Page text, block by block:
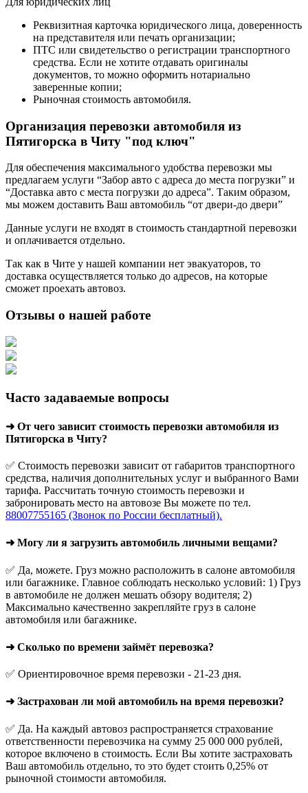
Реквизитная карточка юридического лица, доверенность
на представителя или печать организации;
ПТС или свидетельство о регистрации транспортного
средства. Если не хотите отдавать оригиналы
документов, то можно оформить нотариально
заверенные копии;
Рыночная стоимость автомобиля.
Организация перевозки автомобиля из
Пятигорска в Читу "под ключ"
Для обеспечения максимального удобства перевозки мы
предлагаем услуги “Забор авто с адреса до места погрузки” и
“Доставка авто с места погрузки до адреса”. Таким образом,
мы можем доставить Ваш автомобиль “от двери-до двери”
Данные услуги не входят в стоимость стандартной перевозки
и оплачивается отдельно.
Так как в Чите у нашей компании нет эвакуаторов, то
доставка осуществляется только до адресов, на которые
сможет проехать автовоз.
Отзывы о нашей работе
Часто задаваемые вопросы
➜ От чего зависит стоимость перевозки автомобиля из
Пятигорска в Читу?
✅ Стоимость перевозки зависит от габаритов транспортного
средства, наличия дополнительных услуг и выбранного Вами
тарифа. Рассчитать точную стоимость перевозки и
забронировать место на автовозе Вы можете по тел.
88007755165 (Звонок по России бесплатный).
➜ Могу ли я загрузить автомобиль личными вещами?
✅ Да, можете. Груз можно расположить в салоне автомобиля
или багажнике. Главное соблюдать несколько условий: 1) Груз
в автомобиле не должен мешать обзору водителя; 2)
Максимально качественно закрепляйте груз в салоне
автомобиля или багажнике.
➜ Сколько по времени займёт перевозка?
✅ Ориентировочное время перевозки - 21-23 дня.
➜ Застрахован ли мой автомобиль на время перевозки?
✅ Да. На каждый автовоз распространяется страхование
ответственности перевозчика на сумму 25 000 000 рублей,
которое включено в стоимость. Если Вы хотите застраховать
Ваш автомобиль отдельно, то это будет стоить 0,25% от
рыночной стоимости автомобиля.